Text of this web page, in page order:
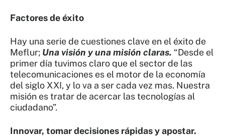
Factores de éxito
Hay una serie de cuestiones clave en el éxito de
Meflur; Una visión y una misión claras. “Desde el
primer día tuvimos claro que el sector de las
telecomunicaciones es el motor de la economía
del siglo XXI, y lo va a ser cada vez mas. Nuestra
misión es tratar de acercar las tecnologías al
ciudadano”.
Innovar, tomar decisiones rápidas y apostar.